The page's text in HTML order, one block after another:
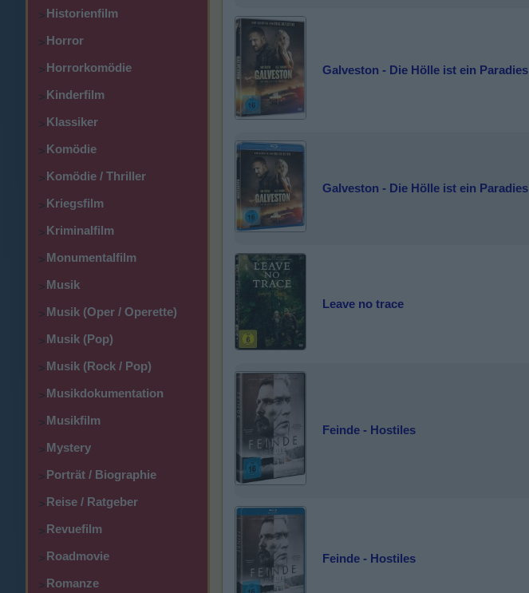
>Historienfilm
>Horror
>Horrorkomödie
>Kinderfilm
>Klassiker
>Komödie
>Komödie / Thriller
>Kriegsfilm
>Kriminalfilm
>Monumentalfilm
>Musik
>Musik (Oper / Operette)
>Musik (Pop)
>Musik (Rock / Pop)
>Musikdokumentation
>Musikfilm
>Mystery
>Porträt / Biographie
>Reise / Ratgeber
>Revuefilm
>Roadmovie
>Romanze
Galveston - Die Hölle ist ein Paradies
Galveston - Die Hölle ist ein Paradies
Leave no trace
Feinde - Hostiles
Feinde - Hostiles